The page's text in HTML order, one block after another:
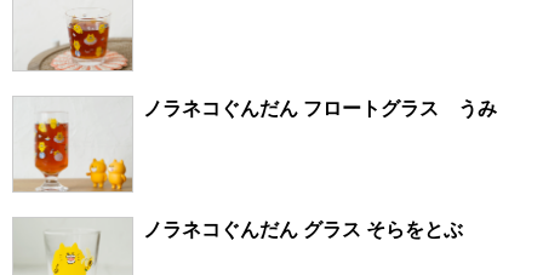
ノラネコぐんだん フロートグラス うみ
ノラネコぐんだん グラス そらをとぶ